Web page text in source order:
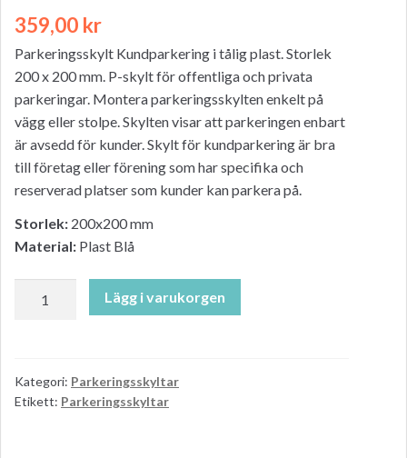
359,00 kr
Parkeringsskylt Kundparkering i tålig plast. Storlek
200 x 200 mm. P-skylt för offentliga och privata
parkeringar. Montera parkeringsskylten enkelt på
vägg eller stolpe. Skylten visar att parkeringen enbart
är avsedd för kunder. Skylt för kundparkering är bra
till företag eller förening som har specifika och
reserverad platser som kunder kan parkera på.
Storlek: 200x200 mm
Material: Plast Blå
Parkeringsskylt.
Kundparkering.
200
mm
Lägg i varukorgen
Kategori: Parkeringsskyltar
Etikett: Parkeringsskyltar